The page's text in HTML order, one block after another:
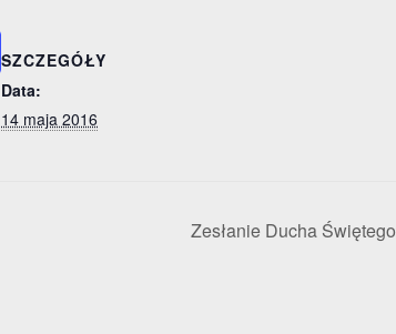
SZCZEGÓŁY
Data:
14 maja 2016
Zesłanie Ducha Świętego